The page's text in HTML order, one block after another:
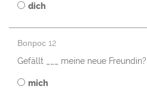
dich
Вопрос 12
Gefällt ___ meine neue
mich